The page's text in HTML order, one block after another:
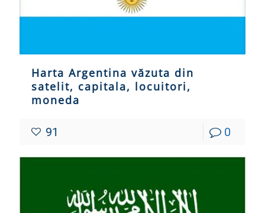
Harta Argentina văzuta din
satelit, capitala, locuitori,
moneda
91 0